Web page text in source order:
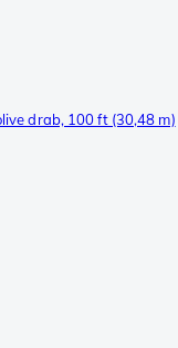
drab, 100 ft (30,48 m)